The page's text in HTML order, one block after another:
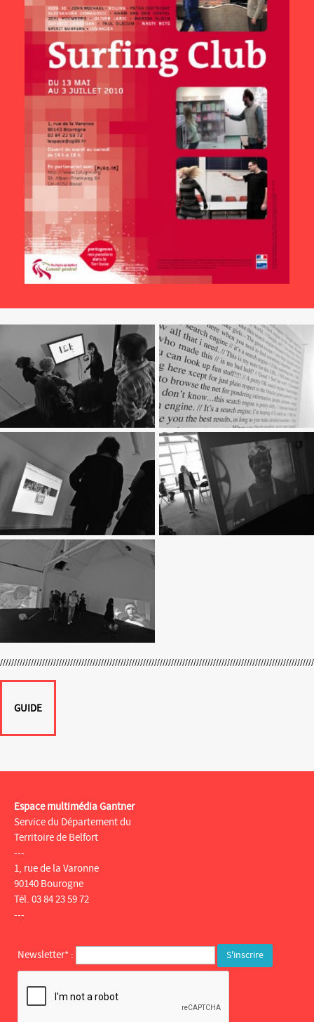
GUIDE
Espace multimédia Gantner
Service du Département du
Territoire de Belfort
---
1, rue de la Varonne
90140 Bourogne
Tél. 03 84 23 59 72
---
Newsletter* :